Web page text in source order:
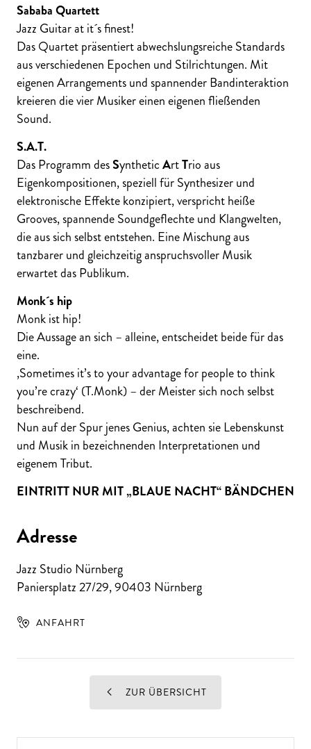
Sababa Quartett
Jazz Guitar at it´s finest!
Das Quartet präsentiert abwechslungsreiche Standards
aus verschiedenen Epochen und Stilrichtungen. Mit
eigenen Arrangements und spannender Bandinteraktion
kreieren die vier Musiker einen eigenen fließenden
Sound.
S.A.T.
Das Programm desSyntheticArtTrio aus
Eigenkompositionen, speziell für Synthesizer und
elektronische Effekte konzipiert, verspricht heiße
Grooves, spannende Soundgeflechte und Klangwelten,
die aus sich selbst entstehen. Eine Mischung aus
tanzbarer und gleichzeitig anspruchsvoller Musik
erwartet das Publikum.
Monk´s hip
Monk ist hip!
Die Aussage an sich – alleine, entscheidet beide für das
eine.
‚Sometimes it’s to your advantage for people to think
you’re crazy‘ (T.Monk) – der Meister sich noch selbst
beschreibend.
Nun auf der Spur jenes Genius, achten sie Lebenskunst
und Musik in bezeichnenden Interpretationen und
eigenem Tribut.
EINTRITT NUR MIT „BLAUE NACHT“ BÄNDCHEN
Adresse
Jazz Studio Nürnberg
Paniersplatz 27/29,90403 Nürnberg
ANFAHRT
ZUR ÜBERSICHT